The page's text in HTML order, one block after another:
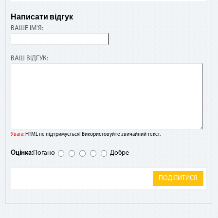
Написати відгук
ВАШЕ ІМ'Я:
ВАШ ВІДГУК:
Увага:HTML не підтримується! Використовуйте звичайний текст.
Оцінка:Погано Добре
ПОДІЛИТИСЯ